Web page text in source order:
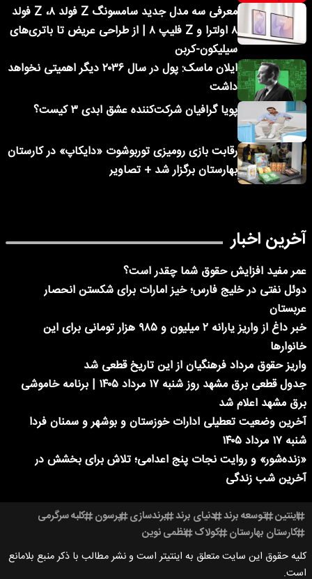
معرفی سه مدل جدید سامسونگ Z فولد ۸، Z فولد
۸ اولترا و Z فلیپ ۸ | از طراحی عریض تا باتری‌های
سیلیکون-کربن
ایلان ماسک: پول در سال ۲۰۳۶ دیگر اهمیتی نخواهد
داشت
پویا گرافیان شرکت‌کننده عشق ابدی ۳ کیست؟
رقابت بازی رومیزی توربوشوت «دایکاپ» در کارستان
بهارستان برگزار شد + تصاویر
آخرین اخبار
عمر مفید افزایش حقوق شما چقدر است؟
دوئل نفتی در خلیج فارس؛ خیز امارات برای شکستن انحصار
عربستان
خبر داغ از واریز یارانه ۲ میلیون و ۹۸۵ هزار تومانی برای این
خانوارها
واریز حقوق مرداد فرهنگیان از این تاریخ قطعی شد
جدول قطعی برق مشهد روز شنبه ۱۷ مرداد ۱۴۰۵ | برنامه خاموشی
برق مشهد اعلام شد
آخرین وضعیت تعطیلی ادارات خوزستان و بوشهر و سمنان فردا
شنبه ۱۷ مرداد ۱۴۰۵
«زنده‌شور» و روایت نجات پنج اعدامی؛ تلاش برای بخشش در
آخرین شب زندگی
اینتین توسعه برند دنیای برند برندسازی پرسون کلبه سرگرمی
کارستان بهارستان کولاک نظمی نوین
کلیه حقوق این سایت متعلق به اینتیتر است و نشر مطالب با ذکر منبع بلامانع
است.